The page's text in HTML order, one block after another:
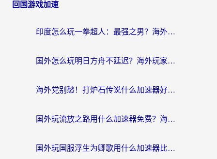
回国游戏加速
印度怎么玩一拳超人：最强之男？海外党国服游戏加速避坑指南
国外怎么玩明日方舟不延迟？海外玩家国服游戏加速终极指南（附DNF梦幻诛仙解决方案）
海外党别愁！打炉石传说什么加速器好用？3个实用技巧解决国服游戏卡顿
国外玩流放之路用什么加速器免费？海外党亲测有效的国服游戏加速指南
国外玩国服浮生为卿歌用什么加速器比较好？海外党亲测不踩坑指南